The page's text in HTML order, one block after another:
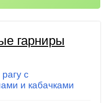
гарниры
с
и кабачками